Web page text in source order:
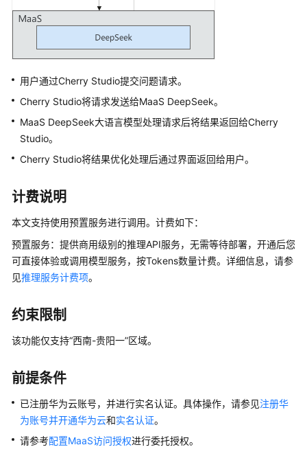
模
模
型
本
成
图
理
片
成
视
频
生
用户通过Cherry Studio提交问题请求。
Cherry Studio将请求发送给MaaS DeepSeek。
MaaS DeepSeek大语言模型处理请求后将结果返回给Cherry
Studio。
Cherry Studio将结果优化处理后通过界面返回给用户。
计费说明
本文支持使用预置服务进行调用。计费如下：
预置服务：提供商用级别的推理API服务，无需等待部署，开通后您
可直接体验或调用模型服务，按Tokens数量计费。详细信息，请参
见推理服务计费项。
约束限制
该功能仅支持“西南-贵阳一”区域。
前提条件
已注册华为云账号，并进行实名认证。具体操作，请参见注册华
为账号并开通华为云和实名认证。
请参考配置MaaS访问授权进行委托授权。